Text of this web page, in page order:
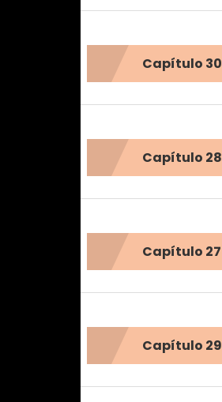
Capítulo 30
Capítulo 28
Capítulo 27
Capítulo 29